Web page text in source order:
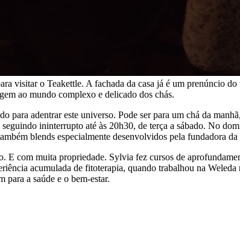
visitar o Teakettle. A fachada da casa já é um
ao mundo complexo e delicado dos chás.
para adentrar este universo. Pode ser para um chá da
ininterrupto até às 20h30, de terça a sábado. No
blends especialmente desenvolvidos pela fundadora
E com muita propriedade. Sylvia fez cursos de
acumulada de fitoterapia, quando trabalhou na
para a saúde e o bem-estar.